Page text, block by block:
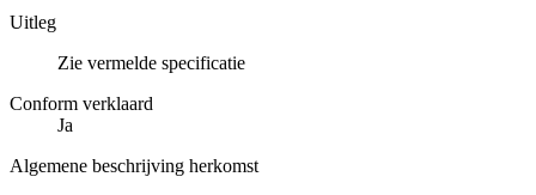
Uitleg
Zie vermelde specificatie
Conform verklaard
Ja
Algemene beschrijving herkomst